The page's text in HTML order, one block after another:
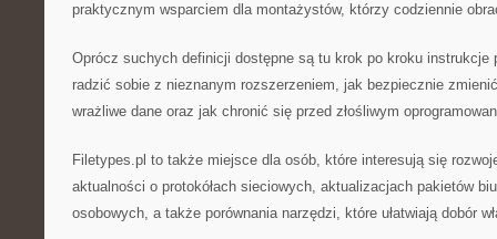
praktycznym wsparciem dla montażystów, którzy codziennie
Oprócz suchych definicji dostępne są tu krok po kroku instrukcje
radzić sobie z nieznanym rozszerzeniem, jak bezpiecznie
wrażliwe dane oraz jak chronić się przed złośliwym
Filetypes.pl to także miejsce dla osób, które interesują się
aktualności o protokółach sieciowych, aktualizacjach pakietów
osobowych, a także porównania narzędzi, które ułatwiają dobór